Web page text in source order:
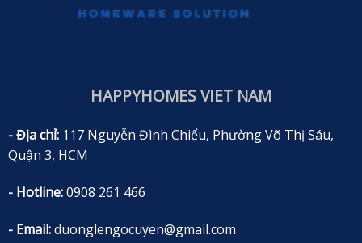
HAPPYHOMES VIET NAM
- Địa chỉ:117 Nguyễn Đình Chiểu, Phường Võ Thị Sáu,
Quận 3, HCM
- Hotline:0908 261 466
- Email:duonglengocuyen@gmail.com